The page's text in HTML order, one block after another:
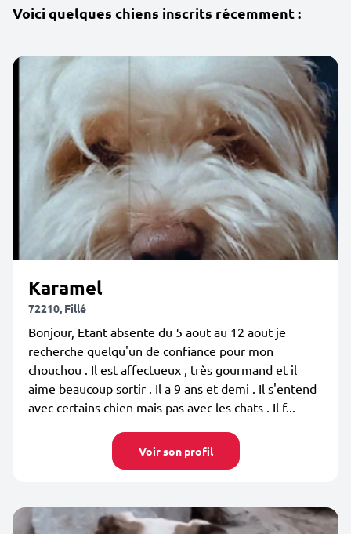
Voici quelques chiens inscrits récemment :
Karamel
72210, Fillé
Bonjour, Etant absente du 5 aout au 12 aout je
recherche quelqu'un de confiance pour mon
chouchou . Il est affectueux , très gourmand et il
aime beaucoup sortir . Il a 9 ans et demi . Il s'entend
avec certains chien mais pas avec les chats . Il f...
Voir son profil